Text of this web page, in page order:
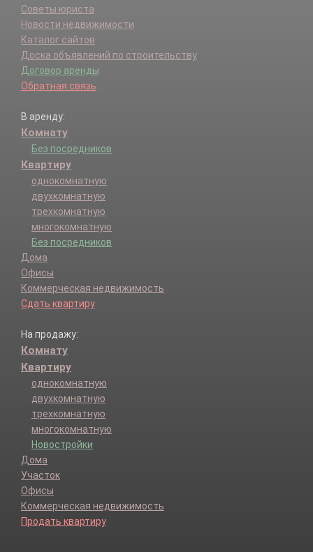
Советы юриста
Новости недвижимости
Каталог сайтов
Доска объявлений по строительству
Договор аренды
Обратная связь
В аренду:
Комнату
Без посредников
Квартиру
однокомнатную
двухкомнатную
трехкомнатную
многокомнатную
Без посредников
Дома
Офисы
Коммерческая недвижимость
Сдать квартиру
На продажу:
Комнату
Квартиру
однокомнатную
двухкомнатную
трехкомнатную
многокомнатную
Новостройки
Дома
Участок
Офисы
Коммерческая недвижимость
Продать квартиру